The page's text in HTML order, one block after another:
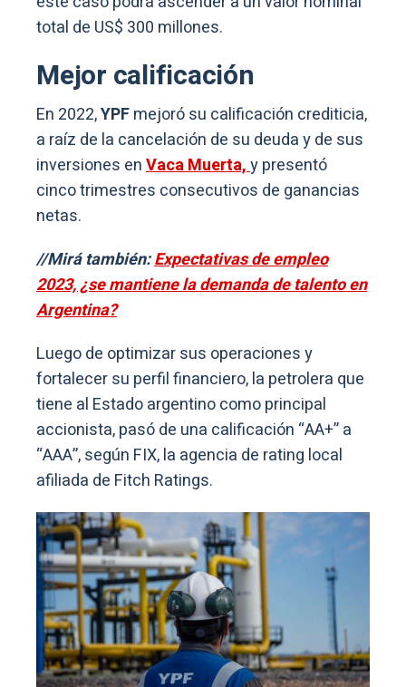
total de US$ 300 millones.
Mejor calificación
En 2022,YPFmejoró su calificación crediticia,
a raíz de la cancelación de su deuda y de sus
inversiones enVaca Muerta,y presentó
cinco trimestres consecutivos de ganancias
netas.
//Mirá también:Expectativas de empleo
2023, ¿se mantiene la demanda de talento en
Argentina?
Luego de optimizar sus operaciones y
fortalecer su perfil financiero, la petrolera que
tiene al Estado argentino como principal
accionista, pasó de una calificación “AA+” a
“AAA”, según FIX, la agencia de rating local
afiliada de Fitch Ratings.